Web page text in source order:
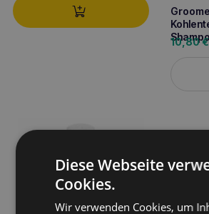
10,80€
Diese Webseite
Cookies.
Wir verwenden Cookies, um